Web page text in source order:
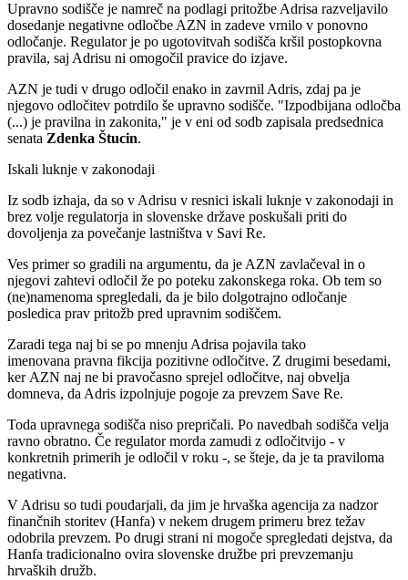
Upravno sodišče je namreč na podlagi pritožbe Adrisa razveljavilo
dosedanje negativne odločbe AZN in zadeve vrnilo v ponovno
odločanje. Regulator je po ugotovitvah sodišča kršil postopkovna
pravila, saj Adrisu ni omogočil pravice do izjave.
AZN je tudi v drugo odločil enako in zavrnil Adris, zdaj pa je
njegovo odločitev potrdilo še upravno sodišče. "Izpodbijana odločba
(...) je pravilna in zakonita," je v eni od sodb zapisala predsednica
senata Zdenka Štucin.
Iskali luknje v zakonodaji
Iz sodb izhaja, da so v Adrisu v resnici iskali luknje v zakonodaji in
brez volje regulatorja in slovenske države poskušali priti do
dovoljenja za povečanje lastništva v Savi Re.
Ves primer so gradili na argumentu, da je AZN zavlačeval in o
njegovi zahtevi odločil že po poteku zakonskega roka. Ob tem so
(ne)namenoma spregledali, da je bilo dolgotrajno odločanje
posledica prav pritožb pred upravnim sodiščem.
Zaradi tega naj bi se po mnenju Adrisa pojavila tako
imenovana pravna fikcija pozitivne odločitve. Z drugimi besedami,
ker AZN naj ne bi pravočasno sprejel odločitve, naj obvelja
domneva, da Adris izpolnjuje pogoje za prevzem Save Re.
Toda upravnega sodišča niso prepričali. Po navedbah sodišča velja
ravno obratno. Če regulator morda zamudi z odločitvijo - v
konkretnih primerih je odločil v roku -, se šteje, da je ta praviloma
negativna.
V Adrisu so tudi poudarjali, da jim je hrvaška agencija za nadzor
finančnih storitev (Hanfa) v nekem drugem primeru brez težav
odobrila prevzem. Po drugi strani ni mogoče spregledati dejstva, da
Hanfa tradicionalno ovira slovenske družbe pri prevzemanju
hrvaških družb.